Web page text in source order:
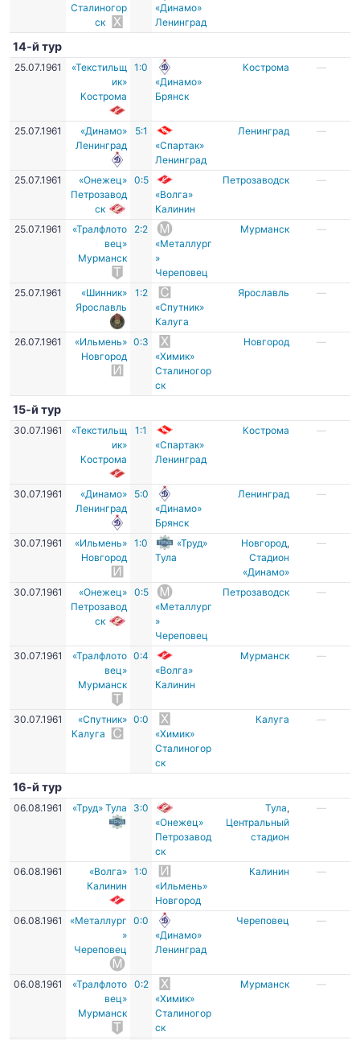
Сталиногор
ск
«Динамо»
Ленинград
14-й тур
25.07.1961
«Текстильщ
ик»
Кострома
1:0
«Динамо»
Брянск
Кострома —
25.07.1961
«Динамо»
Ленинград
5:1
«Спартак»
Ленинград
Ленинград —
25.07.1961
«Онежец»
Петрозавод
ск
0:5
«Волга»
Калинин
Петрозаводск —
25.07.1961
«Тралфлото
вец»
Мурманск
2:2
«Металлург
»
Череповец
Мурманск —
25.07.1961
«Шинник»
Ярославль
1:2
«Спутник»
Калуга
Ярославль —
26.07.1961
«Ильмень»
Новгород
0:3
«Химик»
Сталиногор
ск
Новгород —
15-й тур
30.07.1961
«Текстильщ
ик»
Кострома
1:1
«Спартак»
Ленинград
Кострома —
30.07.1961
«Динамо»
Ленинград
5:0
«Динамо»
Брянск
Ленинград —
30.07.1961
«Ильмень»
Новгород
1:0
«Труд»
Тула
Новгород,
Стадион
«Динамо»
—
30.07.1961
«Онежец»
Петрозавод
ск
0:5
«Металлург
»
Череповец
Петрозаводск —
30.07.1961
«Тралфлото
вец»
Мурманск
0:4
«Волга»
Калинин
Мурманск —
30.07.1961
«Спутник»
Калуга
0:0
«Химик»
Сталиногор
ск
Калуга —
16-й тур
06.08.1961 «Труд» Тула
3:0
«Онежец»
Петрозавод
ск
Тула,
Центральный
стадион
—
06.08.1961
«Волга»
Калинин
1:0
«Ильмень»
Новгород
Калинин —
06.08.1961
«Металлург
»
Череповец
0:0
«Динамо»
Ленинград
Череповец —
06.08.1961
«Тралфлото
вец»
Мурманск
0:2
«Химик»
Сталиногор
ск
Мурманск —